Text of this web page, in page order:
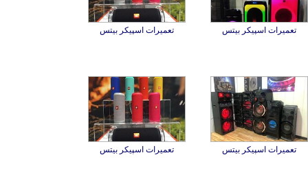
تعمیرات اسپیکر بیتس تعمیرات اسپیکر بیتس
تعمیرات اسپیکر بیتس تعمیرات اسپیکر بیتس